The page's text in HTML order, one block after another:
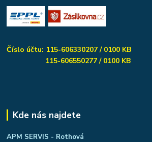
Číslo účtu: 115-606330207 / 0100 KB
115-606550277 / 0100 KB
Kde nás najdete
APM SERVIS - Rothová